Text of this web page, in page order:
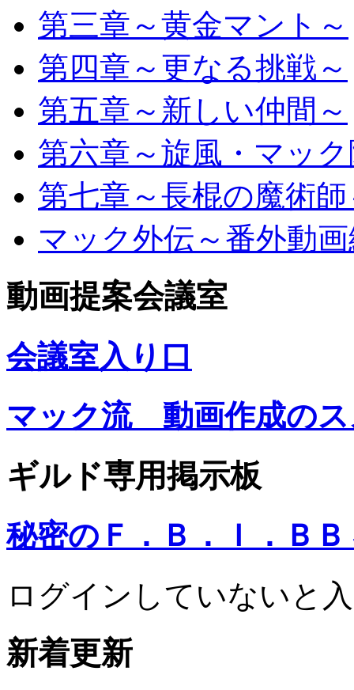
第三章～黄金マント～
第四章～更なる挑戦～
第五章～新しい仲間～
第六章～旋風・マッ
第七章～長棍の魔術師
マック外伝～番外動
動画提案会議室
会議室入り口
マック流 動画作成の
ギルド専用掲示板
秘密のＦ．Ｂ．Ｉ．ＢＢ
ログインしていないと
新着更新